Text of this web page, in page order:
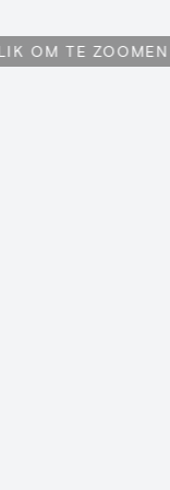
OM TE